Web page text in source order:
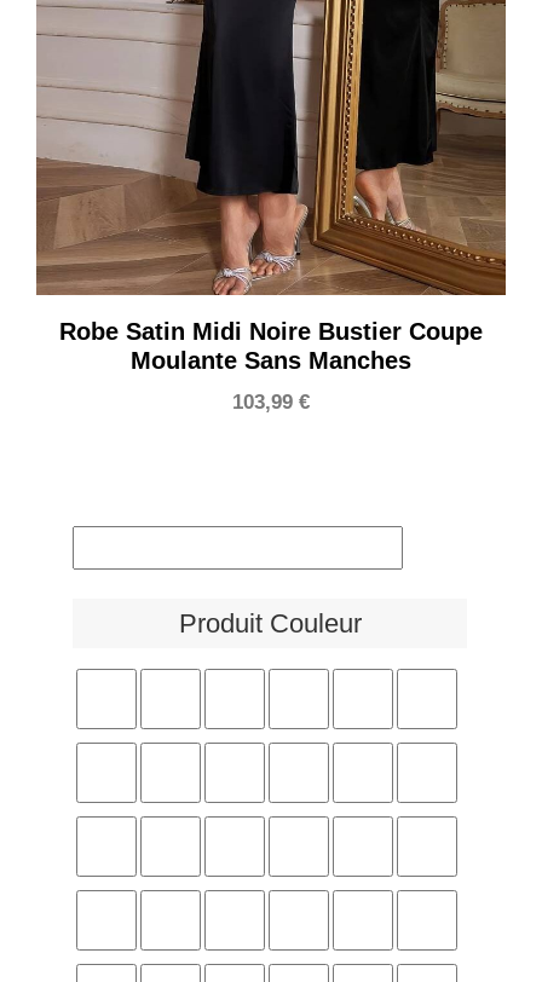
Robe Satin Midi Noire Bustier Coupe
Moulante Sans Manches
103,99 €
Produit Couleur